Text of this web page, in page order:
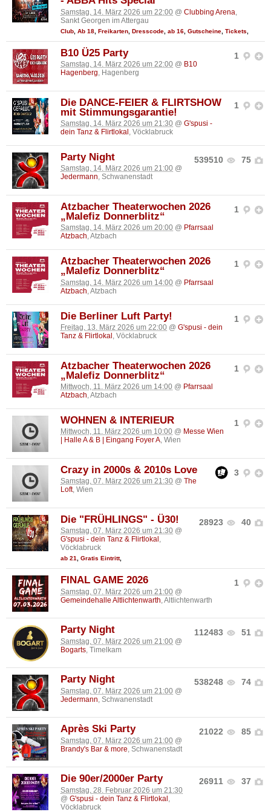
Samstag, 14. März 2026 um 22:00 @ Clubbing Arena
Sankt Georgen im Attergau
Club Ab 18 Freikarten Dresscode ab 16 Gutscheine Tickets
1
B10 Ü25 Party
Samstag, 14. März 2026 um 22:00 @ B10
Hagenberg, Hagenberg
1
Die DANCE-FEIER & FLIRTSHOW
mit Stimmungsgarantie!
Samstag, 14. März 2026 um 21:30 @ G'spusi -
dein Tanz & Flirtlokal , Vöcklabruck
539510 75
Party Night
Samstag, 14. März 2026 um 21:00 @
Jedermann, Schwanenstadt
1
Atzbacher Theaterwochen 2026
„Malefiz Donnerblitz“
Samstag, 14. März 2026 um 20:00 @ Pfarrsaal
Atzbach, Atzbach
1
Atzbacher Theaterwochen 2026
„Malefiz Donnerblitz“
Samstag, 14. März 2026 um 14:00 @ Pfarrsaal
Atzbach , Atzbach
1
Die Berliner Luft Party!
Freitag, 13. März 2026 um 22:00 @ G'spusi - dein
Tanz & Flirtlokal , Vöcklabruck
1
Atzbacher Theaterwochen 2026
„Malefiz Donnerblitz“
Mittwoch, 11. März 2026 um 14:00 @ Pfarrsaal
Atzbach, Atzbach
1
WOHNEN & INTERIEUR
Mittwoch, 11. März 2026 um 10:00 @ Messe Wien
| Halle A & B | Eingang Foyer A, Wien
3
Crazy in 2000s & 2010s Love
Samstag, 07. März 2026 um 21:30 @ The
Loft, Wien
28923 40
Die "FRÜHLINGS" - Ü30!
Samstag, 07. März 2026 um 21:30 @
G'spusi - dein Tanz & Flirtlokal ,
Vöcklabruck
ab 21, Gratis Eintritt,
1
FINAL GAME 2026
Samstag, 07. März 2026 um 21:00 @
Gemeindehalle Altlichtenwarth , Altlichtenwarth
112483 51
Party Night
Samstag, 07. März 2026 um 21:00 @
Bogarts , Timelkam
538248 74
Party Night
Samstag, 07. März 2026 um 21:00 @
Jedermann , Schwanenstadt
21022 85
Après Ski Party
Samstag, 07. März 2026 um 21:00 @
Brandy's Bar & more , Schwanenstadt
26911 37
Die 90er/2000er Party
Samstag, 28. Februar 2026 um 21:30
@ G'spusi - dein Tanz & Flirtlokal
Vöcklabruck